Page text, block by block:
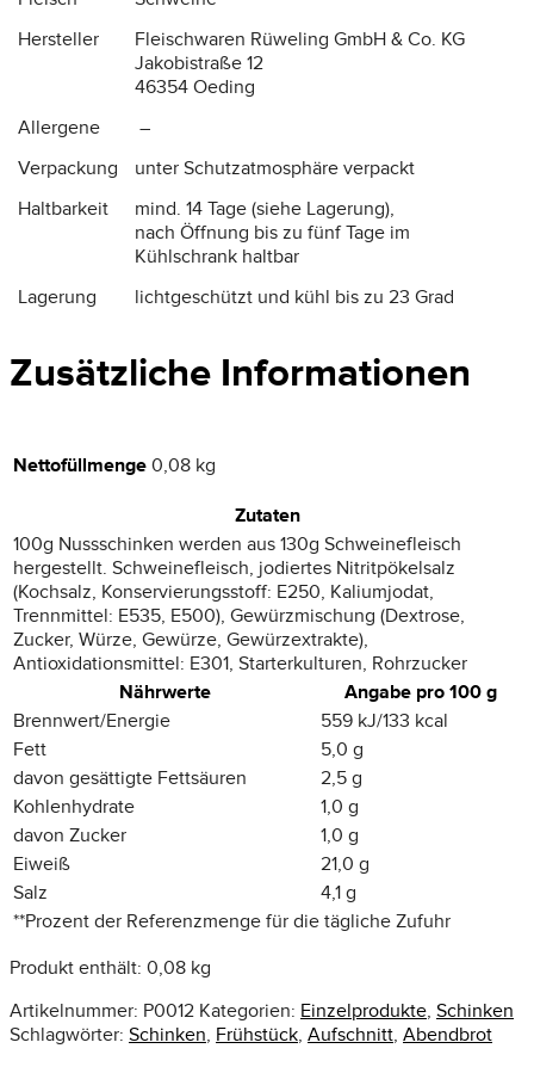
Hersteller
Fleischwaren Rüweling GmbH & Co. KG
Jakobistraße 12
46354 Oeding
Allergene
–
Verpackung
unter Schutzatmosphäre verpackt
Haltbarkeit
mind. 14 Tage (siehe Lagerung),
nach Öffnung bis zu fünf Tage im
Kühlschrank haltbar
Lagerung
lichtgeschützt und kühl bis zu 23 Grad
Zusätzliche Informationen
Nettofüllmenge 0,08 kg
Zutaten
100g Nussschinken werden aus 130g Schweinefleisch
hergestellt. Schweinefleisch, jodiertes Nitritpökelsalz
(Kochsalz, Konservierungsstoff: E250, Kaliumjodat,
Trennmittel: E535, E500), Gewürzmischung (Dextrose,
Zucker, Würze, Gewürze, Gewürzextrakte),
Antioxidationsmittel: E301, Starterkulturen, Rohrzucker
Nährwerte
Angabe pro 100 g
Brennwert/Energie
559 kJ/133 kcal
Fett
5,0 g
davon gesättigte Fettsäuren
2,5 g
Kohlenhydrate
1,0 g
davon Zucker
1,0 g
Eiweiß
21,0 g
Salz
4,1 g
**Prozent der Referenzmenge für die tägliche Zufuhr
Produkt enthält: 0,08 kg
Artikelnummer: P0012 Kategorien: Einzelprodukte, Schinken
Schlagwörter: Schinken, Frühstück, Aufschnitt, Abendbrot